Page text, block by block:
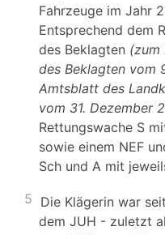
Fahrzeuge im Jahr
Entsprechend dem
des Beklagten (zum
des Beklagten vom
Amtsblatt des
vom 31. Dezember
Rettungswache S
sowie einem NEF
Sch und A mit
5 Die Klägerin war
dem JUH - zuletzt